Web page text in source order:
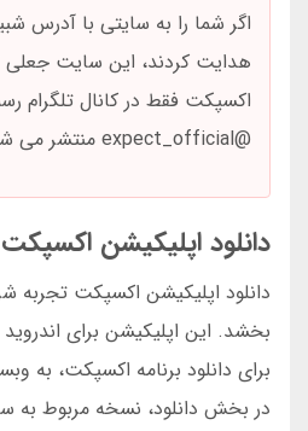
هدایت کردند، این سایت
اکسپکت فقط در کانال تلگرام
@expect_official منتشر می شود.
دانلود اپلیکیشن اکسپکت
دانلود اپلیکیشن اکسپکت تجربه
برای دانلود برنامه اکسپکت، به
در بخش دانلود، نسخه مربوط به